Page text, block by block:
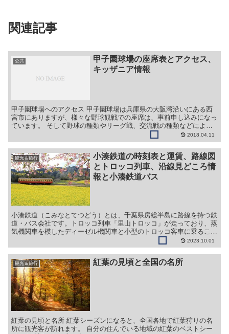
関連記事
公共
甲子園球場の座席表とアクセス、
キッザニア情報
甲子園球場へのアクセス 甲子園球場は兵庫県の大阪湾沿いにある西
宮市にありますが、様々な野球観戦での座席は、事前申し込みになっ
ています。 そして野球の種類やリーグ戦、交流戦の種類などによっ
てもチケット値段の設定・相場などが事なりますので、事前...2018.04.11
観光＆旅行
小湊鉄道の時刻表と運賃、路線図
とトロッコ列車、沿線見どころ情
報と小湊鉄道バス
小湊鉄道（こみなとてつどう）とは、千葉県房総半島に路線を持つ鉄
道・バス会社です。トロッコ列車「里山トロッコ」が走っており、蒸
気機関車を模したディーゼル機関車と小型のトロッコ客車に乗ること
が出来ます。見どころは里見駅から養老渓谷駅の区間です。2023.10.01
観光＆旅行 紅葉の見頃と全国の名所
紅葉の見頃と名所 紅葉シーズンになると、全国各地で紅葉狩りの名
所に観光客が訪れます。 自分の住んでいる地域の紅葉のベストシー